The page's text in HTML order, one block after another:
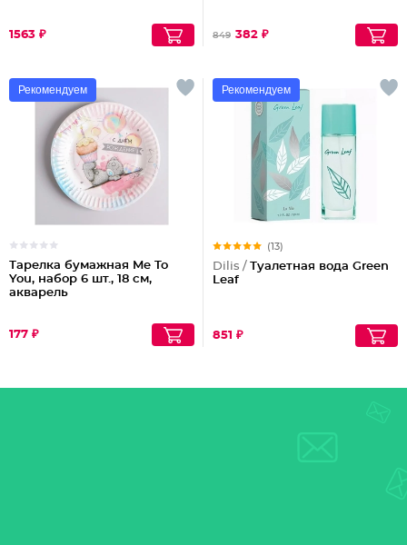
1563 ₽ 849 382 ₽
Рекомендуем
Тарелка бумажная Me To
You, набор 6 шт., 18 см,
акварель
177 ₽
Рекомендуем
(13)
Dilis / Туалетная вода Green
Leaf
851 ₽